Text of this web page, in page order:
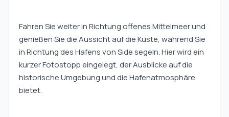
Fahren Sie weiter in Richtung offenes Mittelmeer und
genießen Sie die Aussicht auf die Küste, während Sie
in Richtung des Hafens von Side segeln. Hier wird ein
kurzer Fotostopp eingelegt, der Ausblicke auf die
historische Umgebung und die Hafenatmosphäre
bietet.